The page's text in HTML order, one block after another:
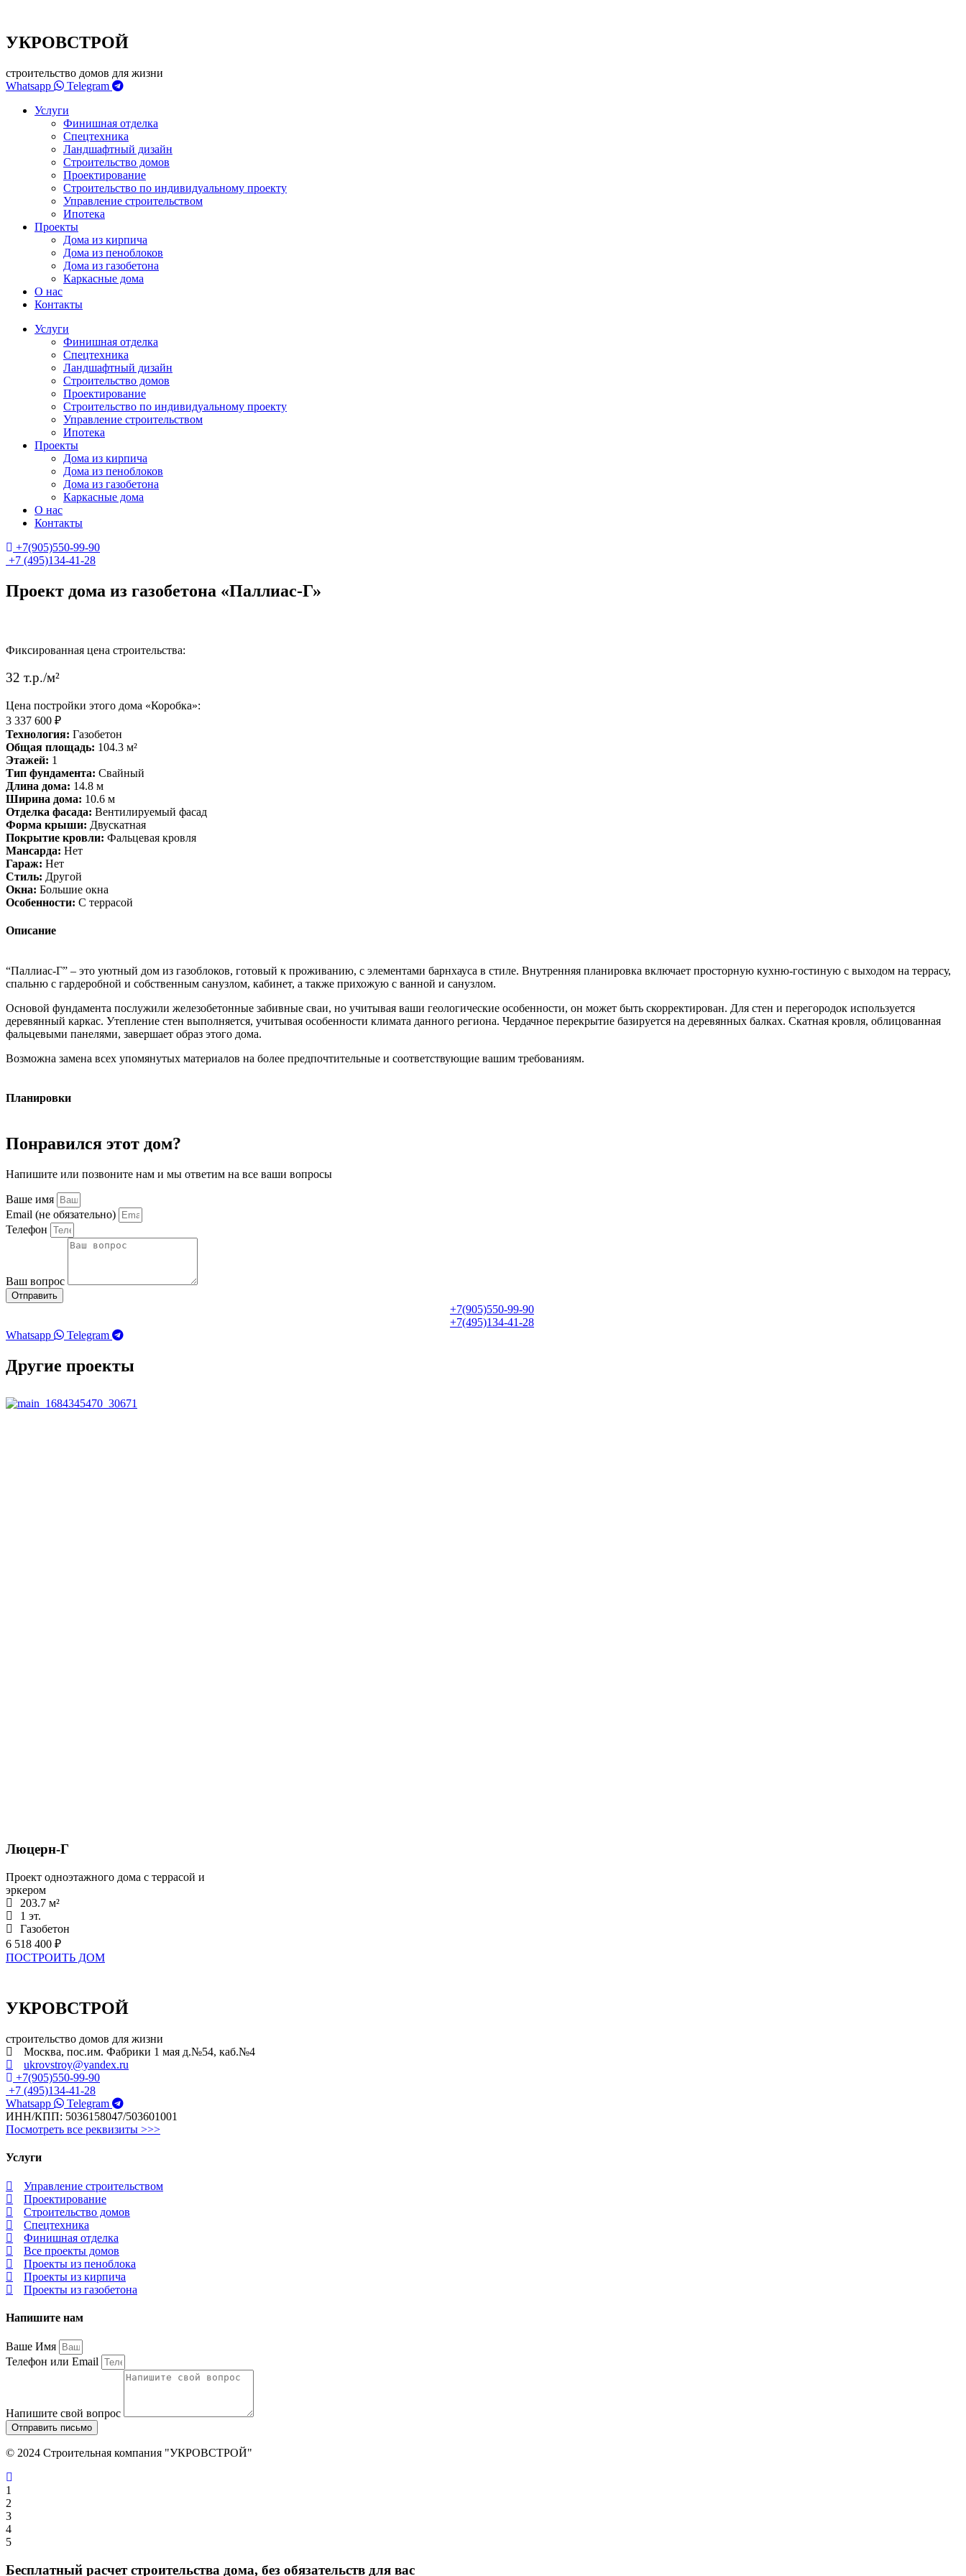
УКРОВСТРОЙ
строительство домов для жизни
Whatsapp
Telegram
Услуги
Финишная отделка
Спецтехника
Ландшафтный дизайн
Строительство домов
Проектирование
Строительство по индивидуальному проекту
Управление строительством
Ипотека
Проекты
Дома из кирпича
Дома из пеноблоков
Дома из газобетона
Каркасные дома
О нас
Контакты
Услуги
Финишная отделка
Спецтехника
Ландшафтный дизайн
Строительство домов
Проектирование
Строительство по индивидуальному проекту
Управление строительством
Ипотека
Проекты
Дома из кирпича
Дома из пеноблоков
Дома из газобетона
Каркасные дома
О нас
Контакты
+7(905)550-99-90
+7 (495)134-41-28
Проект дома из газобетона «Паллиас-Г»
Фиксированная цена строительства:
32 т.р./м²
Цена постройки этого дома «Коробка»:
3 337 600 ₽
Технология: Газобетон
Общая площадь: 104.3 м²
Этажей: 1
Тип фундамента: Свайный
Длина дома: 14.8 м
Ширина дома: 10.6 м
Отделка фасада: Вентилируемый фасад
Форма крыши: Двускатная
Покрытие кровли: Фальцевая кровля
Мансарда: Нет
Гараж: Нет
Стиль: Другой
Окна: Большие окна
Особенности: С террасой
Описание
“Паллиас-Г” – это уютный дом из газоблоков, готовый к проживанию, с элементами барнхауса в стиле. Внутренняя планировка включает просторную кухню-гостиную с выходом на террасу,
спальню с гардеробной и собственным санузлом, кабинет, а также прихожую с ванной и санузлом.
Основой фундамента послужили железобетонные забивные сваи, но учитывая ваши геологические особенности, он может быть скорректирован. Для стен и перегородок используется
деревянный каркас. Утепление стен выполняется, учитывая особенности климата данного региона. Чердачное перекрытие базируется на деревянных балках. Скатная кровля, облицованная
фальцевыми панелями, завершает образ этого дома.
Возможна замена всех упомянутых материалов на более предпочтительные и соответствующие вашим требованиям.
Планировки
Понравился этот дом?
Напишите или позвоните нам и мы ответим на все ваши вопросы
Ваше имя
Email (не обязательно)
Телефон
Ваш вопрос
Отправить
+7(905)550-99-90
+7(495)134-41-28
Whatsapp
Telegram
Другие проекты
Люцерн-Г
Проект одноэтажного дома с террасой и
эркером
203.7 м²
1 эт.
Газобетон
6 518 400 ₽
ПОСТРОИТЬ ДОМ
УКРОВСТРОЙ
строительство домов для жизни
Москва, пос.им. Фабрики 1 мая д.№54, каб.№4
ukrovstroy@yandex.ru
+7(905)550-99-90
+7 (495)134-41-28
Whatsapp
Telegram
ИНН/КПП: 5036158047/503601001
Посмотреть все реквизиты >>>
Услуги
Управление строительством
Проектирование
Строительство домов
Спецтехника
Финишная отделка
Все проекты домов
Проекты из пеноблока
Проекты из кирпича
Проекты из газобетона
Напишите нам
Ваше Имя
Телефон или Email
Напишите свой вопрос
Отправить письмо
© 2024 Строительная компания "УКРОВСТРОЙ"
1
2
3
4
5
Бесплатный расчет строительства дома, без обязательств для вас